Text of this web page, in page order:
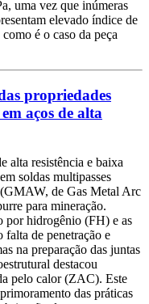
uma vez que inúmeras
elevado índice de
é o caso da peça
propriedades
aços de alta
alta resistência e baixa
soldas multipasses
(GMAW, de Gas Metal Arc
para mineração.
por hidrogênio (FH) e as
falta de penetração e
na preparação das juntas
destacou
pelo calor (ZAC). Este
das práticas